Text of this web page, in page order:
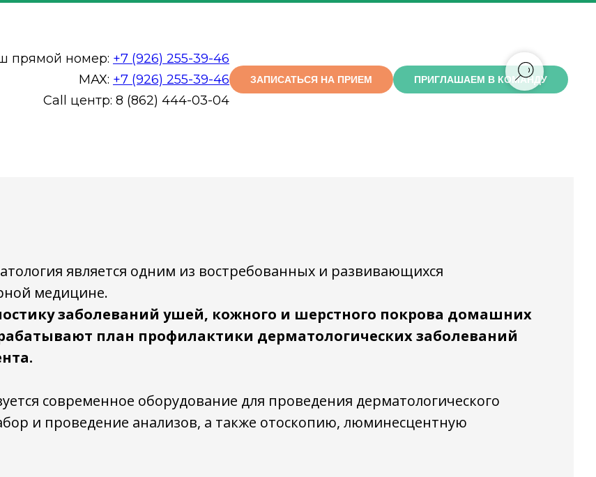
прямой номер: +7 (926) 255-39-46
МАХ: +7 (926) 255-39-46
Call центр: 8 (862) 444-03-04
ЗАПИСАТЬСЯ НА ПРИЕМ ПРИГЛАШАЕМ В КОМАНДУ
является одним из востребованных и развивающихся
медицине.
заболеваний ушей, кожного и шерстного покрова домашних
план профилактики дерматологических заболеваний
современное оборудование для проведения дерматологического
и проведение анализов, а также отоскопию, люминесцентную